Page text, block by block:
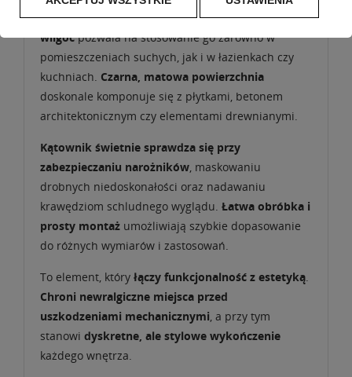
lekkość z trwałością.Odporność na korozję i
wilgoćpozwala na stosowanie go zarówno w
pomieszczeniach suchych, jak i w łazienkach czy
kuchniach. Czarna, matowa powierzchnia
doskonale komponuje się z płytkami, betonem
architektonicznym czy elementami drewnianymi.
Kątownik świetnie sprawdza się przy
zabezpieczaniu narożników , maskowaniu
drobnych niedoskonałości oraz nadawaniu
krawędziom schludnego wyglądu. Łatwa obróbka i
prosty montaż umożliwiają szybkie dopasowanie
do różnych wymiarów i zastosowań.
To element, który łączy funkcjonalność z estetyką
Chroni newralgiczne miejsca przed
uszkodzeniami mechanicznymi , a przy tym
stanowi dyskretne, ale stylowe wykończenie
każdego wnętrza.